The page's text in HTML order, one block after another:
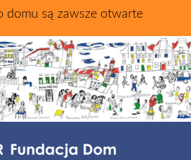
domu są zawsze otwarte